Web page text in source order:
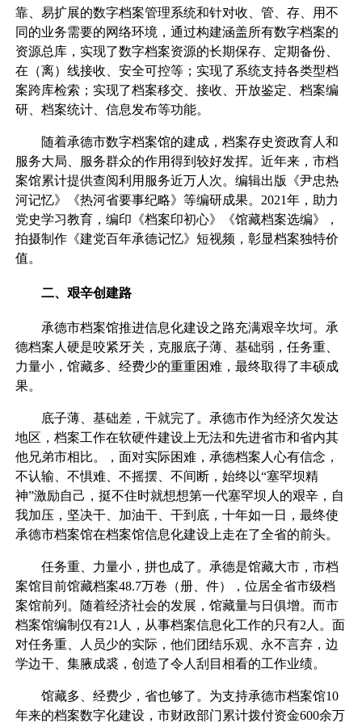
靠、易扩展的数字档案管理系统和针对收、管、存、用不
同的业务需要的网络环境，通过构建涵盖所有数字档案的
资源总库，实现了数字档案资源的长期保存、定期备份、
在（离）线接收、安全可控等；实现了系统支持各类型档
案跨库检索；实现了档案移交、接收、开放鉴定、档案编
研、档案统计、信息发布等功能。
随着承德市数字档案馆的建成，档案存史资政育人和
服务大局、服务群众的作用得到较好发挥。近年来，市档
案馆累计提供查阅利用服务近万人次。编辑出版《尹忠热
河记忆》《热河省要事纪略》等编研成果。2021年，助力
党史学习教育，编印《档案印初心》《馆藏档案选编》，
拍摄制作《建党百年承德记忆》短视频，彰显档案独特价
值。
二、艰辛创建路
承德市档案馆推进信息化建设之路充满艰辛坎坷。承
德档案人硬是咬紧牙关，克服底子薄、基础弱，任务重、
力量小，馆藏多、经费少的重重困难，最终取得了丰硕成
果。
底子薄、基础差，干就完了。承德市作为经济欠发达
地区，档案工作在软硬件建设上无法和先进省市和省内其
他兄弟市相比。，面对实际困难，承德档案人心有信念，
不认输、不惧难、不摇摆、不间断，始终以“塞罕坝精
神”激励自己，挺不住时就想想第一代塞罕坝人的艰辛，自
我加压，坚决干、加油干、干到底，十年如一日，最终使
承德市档案馆在档案馆信息化建设上走在了全省的前头。
任务重、力量小，拼也成了。承德是馆藏大市，市档
案馆目前馆藏档案48.7万卷（册、件），位居全省市级档
案馆前列。随着经济社会的发展，馆藏量与日俱增。而市
档案馆编制仅有21人，从事档案信息化工作的只有2人。面
对任务重、人员少的实际，他们团结乐观、永不言弃，边
学边干、集腋成裘，创造了令人刮目相看的工作业绩。
馆藏多、经费少，省也够了。为支持承德市档案馆10
年来的档案数字化建设，市财政部门累计拨付资金600余万